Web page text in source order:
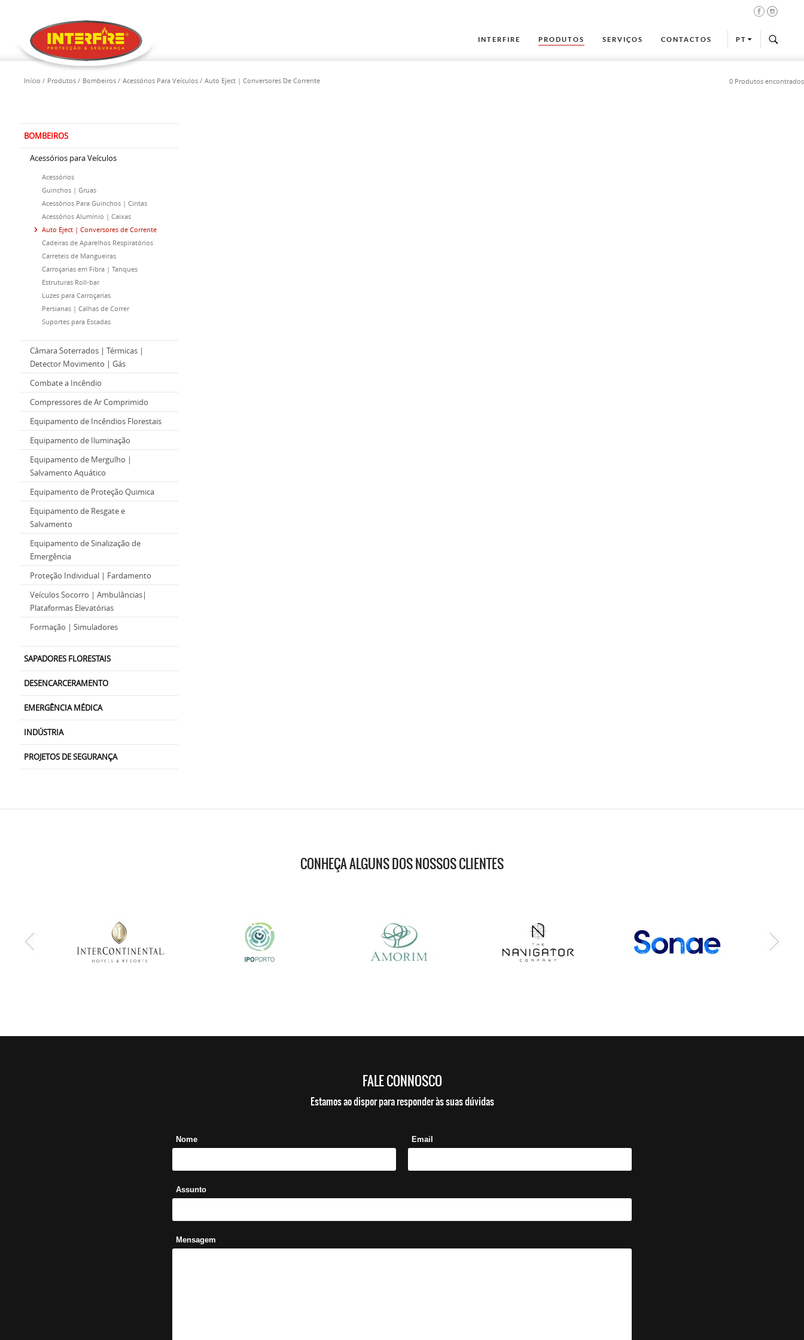
INTERFIRE PRODUTOS SERVIÇOS CONTACTOS PT
Início Produtos Bombeiros Acessórios Para Veículos Auto Eject | Conversores De Corrente 0 Produtos encontrados
BOMBEIROS
Acessórios para Veículos
Acessórios
Guinchos | Gruas
Acessórios Para Guinchos | Cintas
Acessórios Alumínio | Caixas
Auto Eject | Conversores de Corrente
Cadeiras de Aparelhos Respiratórios
Carreteis de Mangueiras
Carroçarias em Fibra | Tanques
Estruturas Roll-bar
Luzes para Carroçarias
Persianas | Calhas de Correr
Suportes para Escadas
Câmara Soterrados | Térmicas |
Detector Movimento | Gás
Combate a Incêndio
Compressores de Ar Comprimido
Equipamento de Incêndios Florestais
Equipamento de Iluminação
Equipamento de Mergulho |
Salvamento Aquático
Equipamento de Proteção Quimica
Equipamento de Resgate e
Salvamento
Equipamento de Sinalização de
Emergência
Proteção Individual | Fardamento
Veículos Socorro | Ambulâncias|
Plataformas Elevatórias
Formação | Simuladores
SAPADORES FLORESTAIS
DESENCARCERAMENTO
EMERGÊNCIA MÉDICA
INDÚSTRIA
PROJETOS DE SEGURANÇA
CONHEÇA ALGUNS DOS NOSSOS CLIENTES
FALE CONNOSCO
Estamos ao dispor para responder às suas dúvidas
Nome Email
Assunto
Mensagem